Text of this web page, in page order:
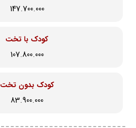
147.700.000
کودک با تخت
107.800.000
کودک بدون تخت
83.900.000